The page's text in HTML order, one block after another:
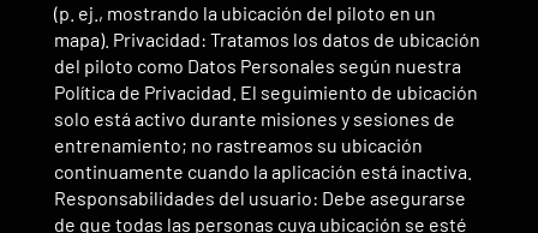
(p. ej., mostrando la ubicación del piloto en un
mapa). Privacidad: Tratamos los datos de ubicación
del piloto como Datos Personales según nuestra
Política de Privacidad. El seguimiento de ubicación
solo está activo durante misiones y sesiones de
entrenamiento; no rastreamos su ubicación
continuamente cuando la aplicación está inactiva.
Responsabilidades del usuario: Debe asegurarse
de que todas las personas cuya ubicación se esté